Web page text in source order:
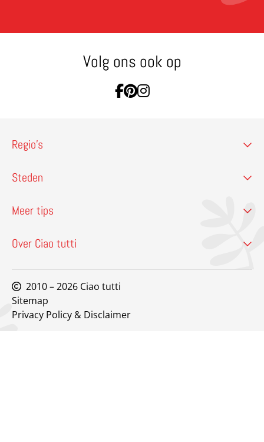
Volg ons ook op
Ga naar Facebook
Ga naar Pinterest
Ga naar Instagram
Regio’s
Steden
Meer tips
Over Ciao tutti
2010 – 2026 Ciao tutti
Sitemap
Privacy Policy & Disclaimer